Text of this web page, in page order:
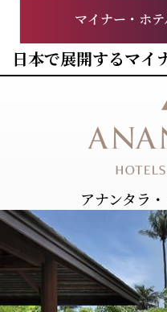
マイナー・ホ
⽇本で展開するマイ
アナンタラ